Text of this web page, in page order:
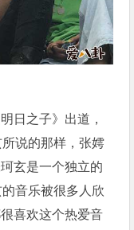
日之子》出道，
说的那样，张嫮
玄是一个独立的
音乐被很多人欣
喜欢这个热爱音